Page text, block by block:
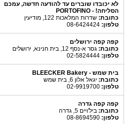
לא יכובדו שוברים עד להודעה חדשה, עמכם
הסליחה! - PORTOFINO
כתובת: שדרות המלאכות 122, מודיעין
טלפון:
קפה קפה ירושלים
כתובת: גסר א-נסף 12, בית חנינא, ירושלים
טלפון:
בית שמש - BLEECKER Bakery
כתובת: יגאל אלון 6, בית שמש
טלפון:
קפה קפה גדרה
כתובת: ביל'ויים 5, גדרה
טלפון: